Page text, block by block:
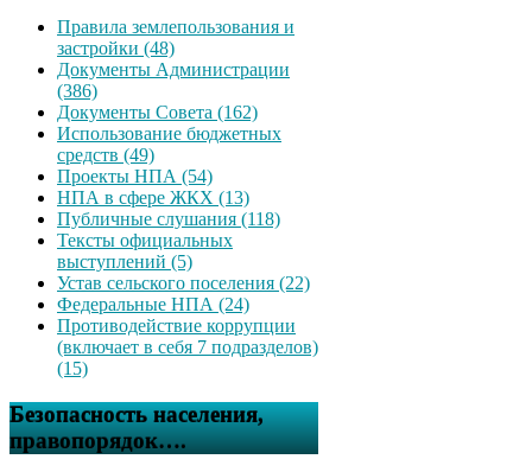
Правила землепользования и
застройки (48)
Документы Администрации
(386)
Документы Совета (162)
Использование бюджетных
средств (49)
Проекты НПА (54)
НПА в сфере ЖКХ (13)
Публичные слушания (118)
Тексты официальных
выступлений (5)
Устав сельского поселения (22)
Федеральные НПА (24)
Противодействие коррупции
(включает в себя 7 подразделов)
(15)
Безопасность населения,
правопорядок….